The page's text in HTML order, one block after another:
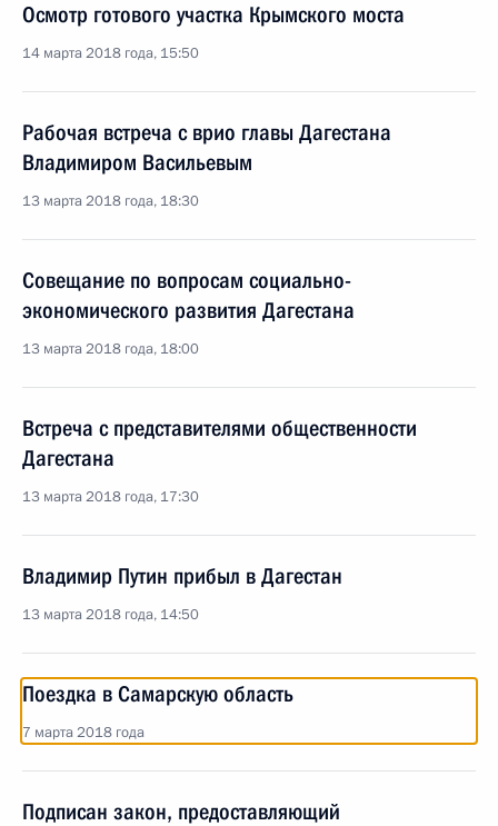
Осмотр готового участка Крымского моста
14 марта 2018 года, 15:50
Рабочая встреча с врио главы Дагестана
Владимиром Васильевым
13 марта 2018 года, 18:30
Совещание по вопросам социально-
экономического развития Дагестана
13 марта 2018 года, 18:00
Встреча с представителями общественности
Дагестана
13 марта 2018 года, 17:30
Владимир Путин прибыл в Дагестан
13 марта 2018 года, 14:50
Поездка в Самарскую область
7 марта 2018 года
Подписан закон, предоставляющий